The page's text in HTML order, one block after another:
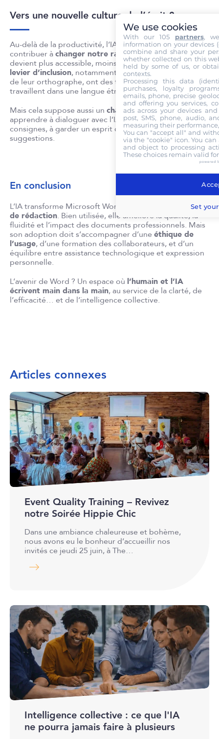
Vers une nouvelle culture de l’écrit ?
Au-delà de la productivité, l’IA dans Word pourrait
contribuer àchanger notre rapport à l’écrit. Rédiger
devient plus accessible, moins intimidant. C’est un
levier d’inclusion, notamment pour ceux qui doutent
de leur orthographe, ont des troubles DYS ou
travaillent dans une langue étrangère.
Mais cela suppose aussi un changement culturel:
apprendre à dialoguer avec l’IA, à lui donner les bonnes
consignes, à garder un esprit critique face à ses
suggestions.
En conclusion
L’IA transforme Microsoft Word en
véritable partenaire
de rédaction. Bien utilisée, elle améliore la qualité, la
fluidité et l’impact des documents professionnels. Mais
son adoption doit s’accompagner d’une éthique de
l’usage, d’une formation des collaborateurs, et d’un
équilibre entre assistance technologique et expression
personnelle.
L’avenir de Word ? Un espace où l’humain et l’IA
écrivent main dans la main, au service de la clarté, de
l’efficacité… et de l’intelligence collective.
Articles connexes
Event Quality Training – Revivez
notre Soirée Hippie Chic
Dans une ambiance chaleureuse et bohème,
nous avons eu le bonheur d’accueillir nos
invités ce jeudi 25 juin, à The…
Intelligence collective : ce que l'IA
ne pourra jamais faire à plusieurs
We use cookies
With our 105 partners,
information on your devices
combine and share your
whether collected on this
held by some of us, or
contexts.
Processing this data
purchases, loyalty
emails, phone, precise
and offering you services,
ads across your devices
post, SMS, phone, audio,
measuring their
You can "accept all" and
via the "cookie" icon. You
and object to processing
These choices remain valid
powered
Set